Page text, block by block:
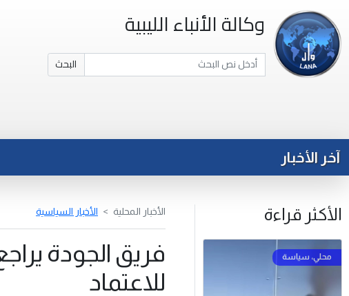
وكالة الأنباء الليبية
البحث
آخر الأخبار
الأكثر قراءة الأخبار المحلية الأخبار السياسية
فريق الجودة
للاعتماد